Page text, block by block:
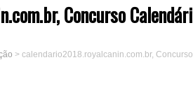
Concurso
> calendario2018.royalcanin.com.br,